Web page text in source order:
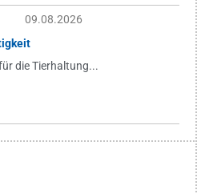
09.08.2026
die Tierhaltung...